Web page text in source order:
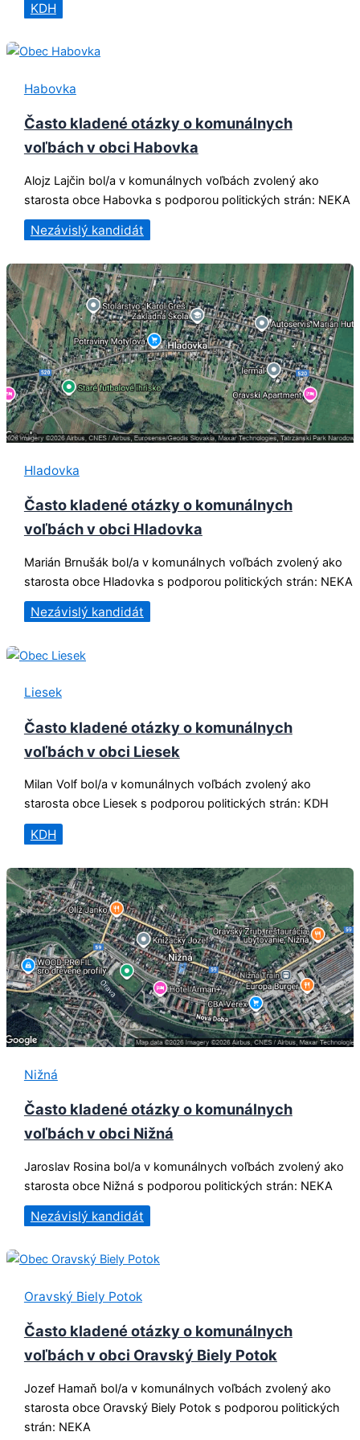
KDH
Habovka
Často kladené otázky o komunálnych
voľbách v obci Habovka
Alojz Lajčin bol/a v komunálnych voľbách zvolený ako
starosta obce Habovka s podporou politických strán: NEKA
Nezávislý kandidát
Hladovka
Často kladené otázky o komunálnych
voľbách v obci Hladovka
Marián Brnušák bol/a v komunálnych voľbách zvolený ako
starosta obce Hladovka s podporou politických strán: NEKA
Nezávislý kandidát
Liesek
Často kladené otázky o komunálnych
voľbách v obci Liesek
Milan Volf bol/a v komunálnych voľbách zvolený ako
starosta obce Liesek s podporou politických strán: KDH
KDH
Nižná
Často kladené otázky o komunálnych
voľbách v obci Nižná
Jaroslav Rosina bol/a v komunálnych voľbách zvolený ako
starosta obce Nižná s podporou politických strán: NEKA
Nezávislý kandidát
Oravský Biely Potok
Často kladené otázky o komunálnych
voľbách v obci Oravský Biely Potok
Jozef Hamaň bol/a v komunálnych voľbách zvolený ako
starosta obce Oravský Biely Potok s podporou politických
strán: NEKA